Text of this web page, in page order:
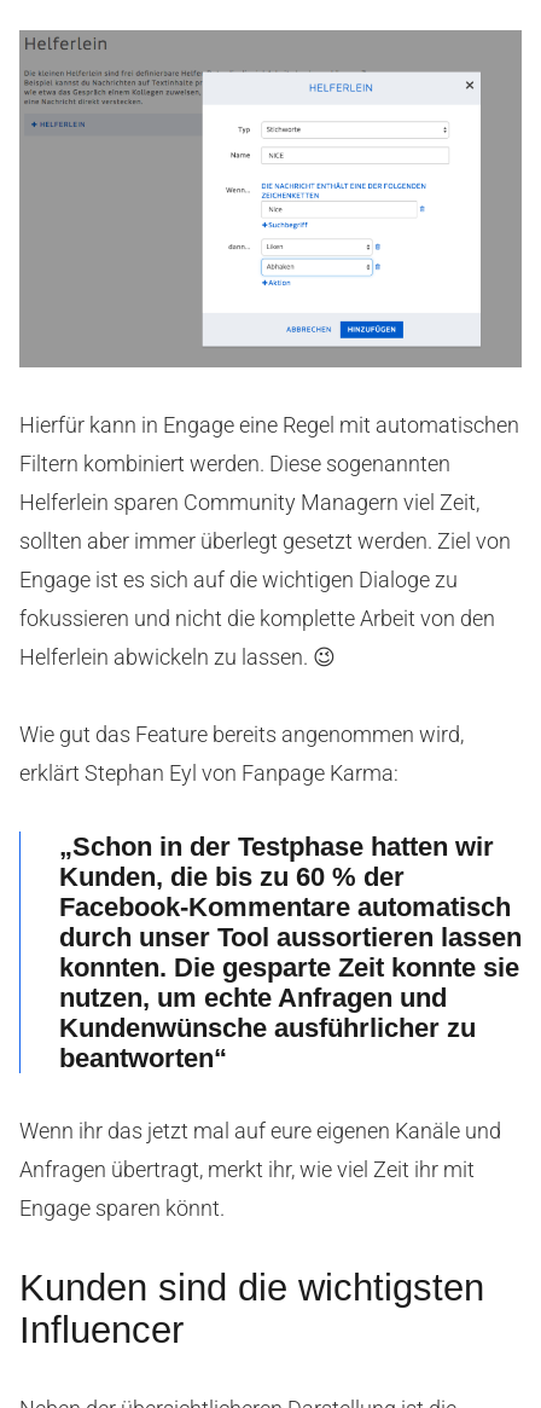
Hierfür kann in Engage eine Regel mit automatischen
Filtern kombiniert werden. Diese sogenannten
Helferlein sparen Community Managern viel Zeit,
sollten aber immer überlegt gesetzt werden. Ziel von
Engage ist es sich auf die wichtigen Dialoge zu
fokussieren und nicht die komplette Arbeit von den
Helferlein abwickeln zu lassen. 😉
Wie gut das Feature bereits angenommen wird,
erklärt Stephan Eyl von Fanpage Karma:
„Schon in der Testphase hatten wir
Kunden, die bis zu 60 % der
Facebook-Kommentare automatisch
durch unser Tool aussortieren lassen
konnten. Die gesparte Zeit konnte sie
nutzen, um echte Anfragen und
Kundenwünsche ausführlicher zu
beantworten“
Wenn ihr das jetzt mal auf eure eigenen Kanäle und
Anfragen übertragt, merkt ihr, wie viel Zeit ihr mit
Engage sparen könnt.
Kunden sind die wichtigsten
Influencer